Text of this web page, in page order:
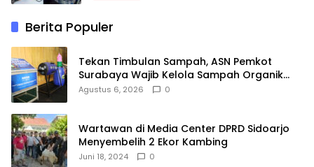
Berita Populer
Tekan Timbulan Sampah, ASN Pemkot
Surabaya Wajib Kelola Sampah Organik
dari Rumah
Agustus 6, 2026 0
Wartawan di Media Center DPRD Sidoarjo
Menyembelih 2 Ekor Kambing
Juni 18, 2024 0